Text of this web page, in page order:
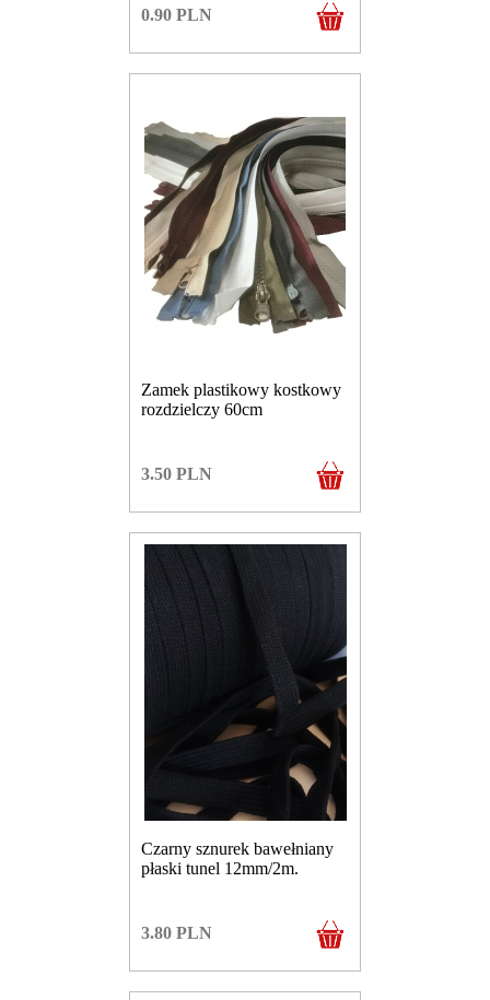
0.90 PLN
Zamek plastikowy kostkowy
rozdzielczy 60cm
3.50 PLN
Czarny sznurek bawełniany
płaski tunel 12mm/2m.
3.80 PLN